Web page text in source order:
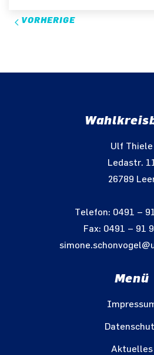
VORHERIGE
Ulf Thiele
Ledastr.
26789
Telefon: 0491 –
Fax: 0491 – 91
Menü
Aktuelles